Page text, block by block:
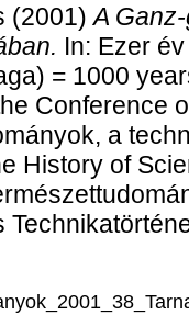
(2001)A
In: Ezer
= 1000
Conference
a
History of